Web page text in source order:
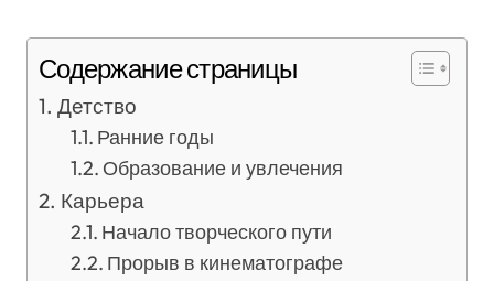
Содержание страницы
Детство
Ранние годы
Образование и увлечения
Карьера
Начало творческого пути
Прорыв в кинематографе